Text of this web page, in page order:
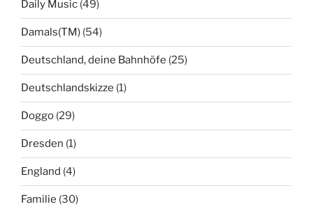
Daily Music (49)
Damals(TM) (54)
Deutschland, deine Bahnhöfe (25)
Deutschlandskizze (1)
Doggo (29)
Dresden (1)
England (4)
Familie (30)